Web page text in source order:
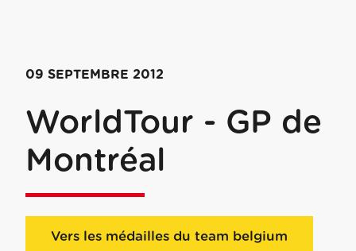
09 SEPTEMBRE 2012
WorldTour - GP de
Montréal
Vers les médailles du team belgium